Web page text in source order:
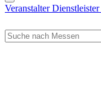
VeranstalterDienstleister